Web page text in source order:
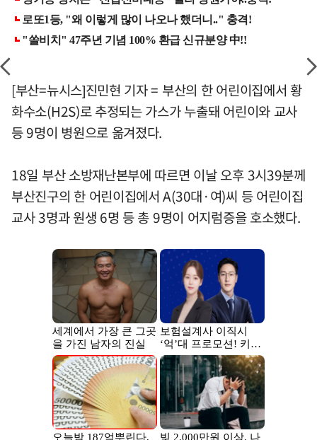
[부산=뉴시스]진민현 기자 = 부산의 한 어린이집에서 황
화수소(H2S)로 추정되는 가스가 누출돼 어린이와 교사
등 9명이 병원으로 옮겨졌다.
18일 부산 소방재난본부에 따르면 이날 오후 3시39분께
부산진구의 한 어린이집에서 A(30대·여)씨 등 어린이집
교사 3명과 원생 6명 등 총 9명이 어지럼증을 호소했다.